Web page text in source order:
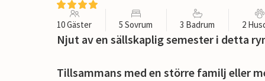
10 Gäster 5 Sovrum 3 Badrum 2
Njut av en sällskaplig semester i detta
Tillsammans med en större familj eller